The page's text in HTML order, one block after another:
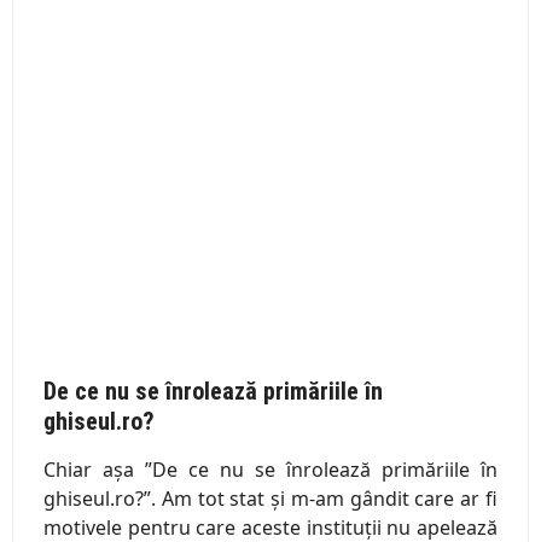
De ce nu se înrolează primăriile în
ghiseul.ro?
Chiar așa ”De ce nu se înrolează primăriile în
ghiseul.ro?”. Am tot stat și m-am gândit care ar fi
motivele pentru care aceste instituții nu apelează